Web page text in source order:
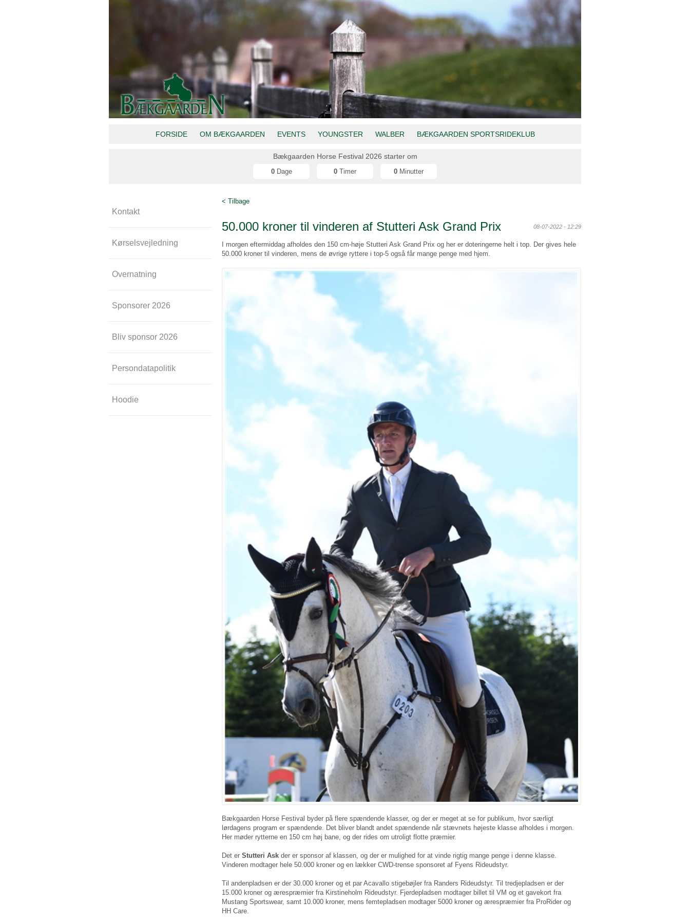
FORSIDE OM BÆKGAARDEN EVENTS YOUNGSTER WALBER BÆKGAARDEN SPORTSRIDEKLUB
Bækgaarden Horse Festival 2026 starter om
0 Dage 0 Timer 0 Minutter
Kontakt
Kørselsvejledning
Overnatning
Sponsorer 2026
Bliv sponsor 2026
Persondatapolitik
Hoodie
< Tilbage
50.000 kroner til vinderen af Stutteri Ask Grand Prix 08-07-2022 - 12:29
I morgen eftermiddag afholdes den 150 cm-høje Stutteri Ask Grand Prix og her er doteringerne helt i top. Der gives hele
50.000 kroner til vinderen, mens de øvrige ryttere i top-5 også får mange penge med hjem.
Bækgaarden Horse Festival byder på flere spændende klasser, og der er meget at se for publikum, hvor særligt
lørdagens program er spændende. Det bliver blandt andet spændende når stævnets højeste klasse afholdes i morgen.
Her møder rytterne en 150 cm høj bane, og der rides om utroligt flotte præmier.
Det er Stutteri Ask der er sponsor af klassen, og der er mulighed for at vinde rigtig mange penge i denne klasse.
Vinderen modtager hele 50.000 kroner og en lækker CWD-trense sponsoret af Fyens Rideudstyr.
Til andenpladsen er der 30.000 kroner og et par Acavallo stigebøjler fra Randers Rideudstyr. Til tredjepladsen er der
15.000 kroner og ærespræmier fra Kirstineholm Rideudstyr. Fjerdepladsen modtager billet til VM og et gavekort fra
Mustang Sportswear, samt 10.000 kroner, mens femtepladsen modtager 5000 kroner og ærespræmier fra ProRider og
HH Care.